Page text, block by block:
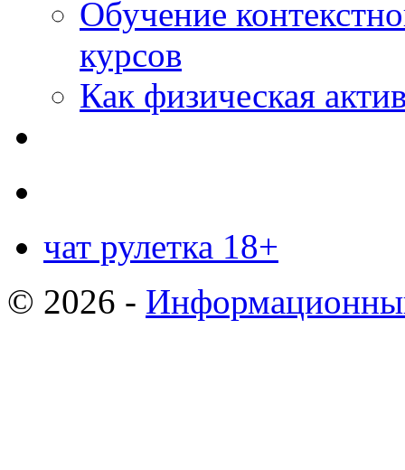
Обучение
курсов
Как физическая
чат рулетка 18+
© 2026 -